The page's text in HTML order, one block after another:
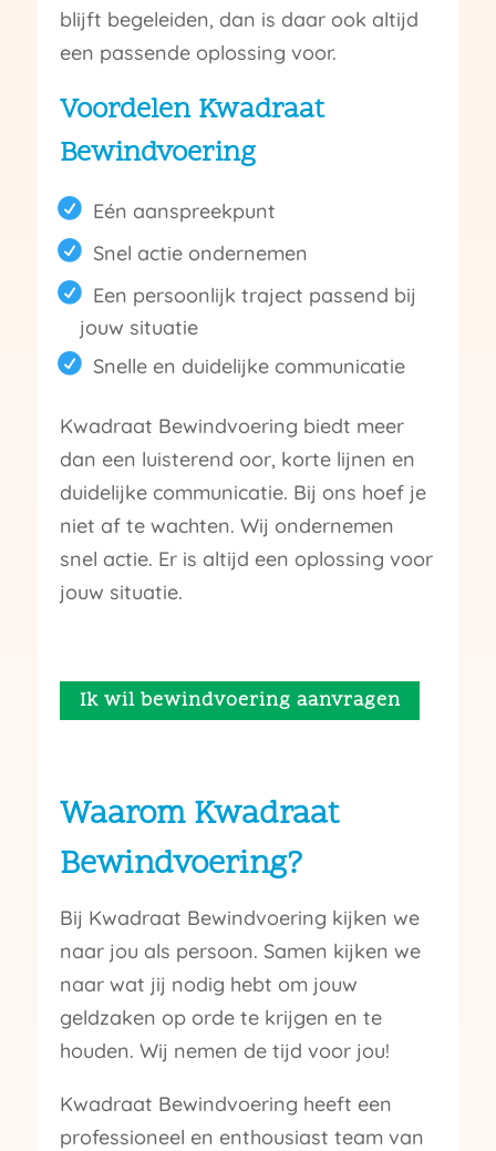
blijft begeleiden, dan is daar ook altijd
een passende oplossing voor.
Voordelen Kwadraat
Bewindvoering
Eén aanspreekpunt
Snel actie ondernemen
Een persoonlijk traject passend bij
jouw situatie
Snelle en duidelijke communicatie
Kwadraat Bewindvoering biedt meer
dan een luisterend oor, korte lijnen en
duidelijke communicatie. Bij ons hoef je
niet af te wachten. Wij ondernemen
snel actie. Er is altijd een oplossing voor
jouw situatie.
Ik wil bewindvoering aanvragen
Waarom Kwadraat
Bewindvoering?
Bij Kwadraat Bewindvoering kijken we
naar jou als persoon. Samen kijken we
naar wat jij nodig hebt om jouw
geldzaken op orde te krijgen en te
houden. Wij nemen de tijd voor jou!
Kwadraat Bewindvoering heeft een
professioneel en enthousiast team van